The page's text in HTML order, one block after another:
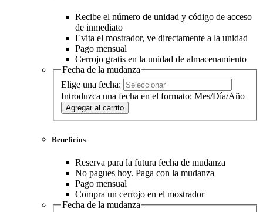
Recibe el número de unidad y código de acceso
de inmediato
Evita el mostrador, ve directamente a la unidad
Pago mensual
Cerrojo gratis en la unidad de almacenamiento
Fecha de la mudanza
Elige una fecha:
Introduzca una fecha en el formato: Mes/Día/Año
Agregar al carrito
Beneficios
Reserva para la futura fecha de mudanza
No pagues hoy. Paga con la mudanza
Pago mensual
Compra un cerrojo en el mostrador
Fecha de la mudanza